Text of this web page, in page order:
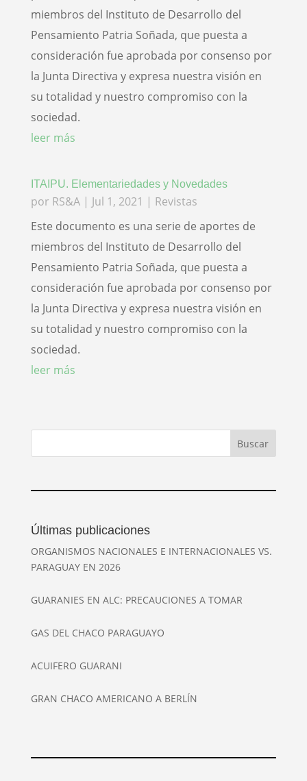
miembros del Instituto de Desarrollo del
Pensamiento Patria Soñada, que puesta a
consideración fue aprobada por consenso por
la Junta Directiva y expresa nuestra visión en
su totalidad y nuestro compromiso con la
sociedad.
leer más
ITAIPU. Elementariedades y Novedades
por RS&A| Jul 1, 2021 | Revistas
Este documento es una serie de aportes de
miembros del Instituto de Desarrollo del
Pensamiento Patria Soñada, que puesta a
consideración fue aprobada por consenso por
la Junta Directiva y expresa nuestra visión en
su totalidad y nuestro compromiso con la
sociedad.
leer más
Últimas publicaciones
ORGANISMOS NACIONALES E INTERNACIONALES VS.
PARAGUAY EN 2026
GUARANIES EN ALC: PRECAUCIONES A TOMAR
GAS DEL CHACO PARAGUAYO
ACUIFERO GUARANI
GRAN CHACO AMERICANO A BERLÍN